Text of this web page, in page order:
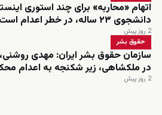
اتهام «محاربه» برای چند استوری
دانشجوی ۲۳ ساله، در خطر اعدام است
2 روز پیش
حقوق بشر
سازمان حقوق بشر ایران: مهدی
در ملکشاهی، زیر شکنجه به اعدام
2 روز پیش